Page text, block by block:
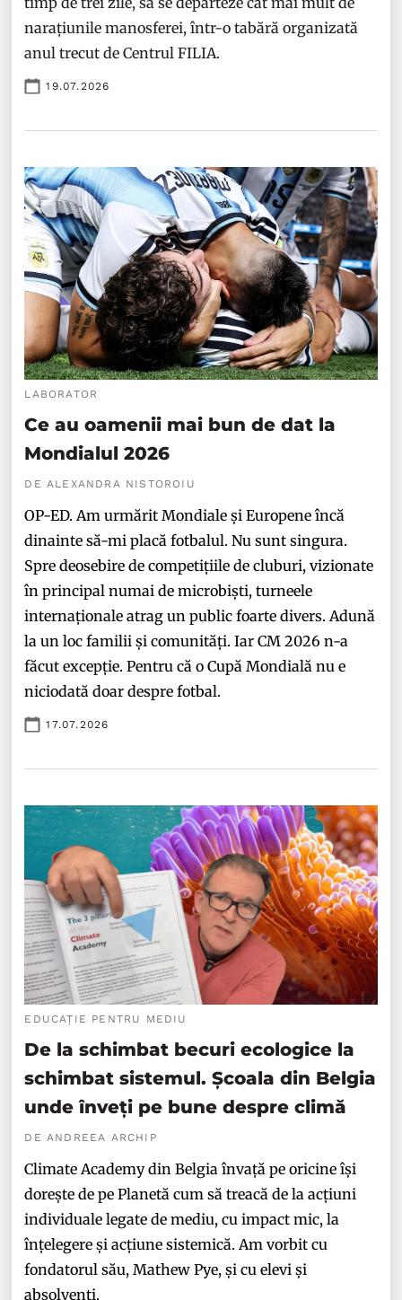
narațiunile manosferei, într-o tabără organizată
anul trecut de Centrul FILIA.
19.07.2026
LABORATOR
Ce au oamenii mai bun de dat la
Mondialul 2026
DE ALEXANDRA NISTOROIU
OP-ED. Am urmărit Mondiale și Europene încă
dinainte să-mi placă fotbalul. Nu sunt singura.
Spre deosebire de competițiile de cluburi, vizionate
în principal numai de microbiști, turneele
internaționale atrag un public foarte divers. Adună
la un loc familii și comunități. Iar CM 2026 n-a
făcut excepție. Pentru că o Cupă Mondială nu e
niciodată doar despre fotbal.
17.07.2026
EDUCAȚIE PENTRU MEDIU
De la schimbat becuri ecologice la
schimbat sistemul. Școala din Belgia
unde înveți pe bune despre climă
DE ANDREEA ARCHIP
Climate Academy din Belgia învață pe oricine își
dorește de pe Planetă cum să treacă de la acțiuni
individuale legate de mediu, cu impact mic, la
înțelegere și acțiune sistemică. Am vorbit cu
fondatorul său, Mathew Pye, și cu elevi și
absolvenți.